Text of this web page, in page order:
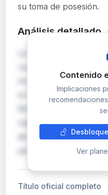
su toma de posesión.
Análisis detallado
La Universidad de
Arauzo Pelet como
en el área de
Motores Térmicos,
Ingeniería Mecánica.
del concurso
para la plaz…
Contenido
Implicaciones
Ver
Título oficial completo